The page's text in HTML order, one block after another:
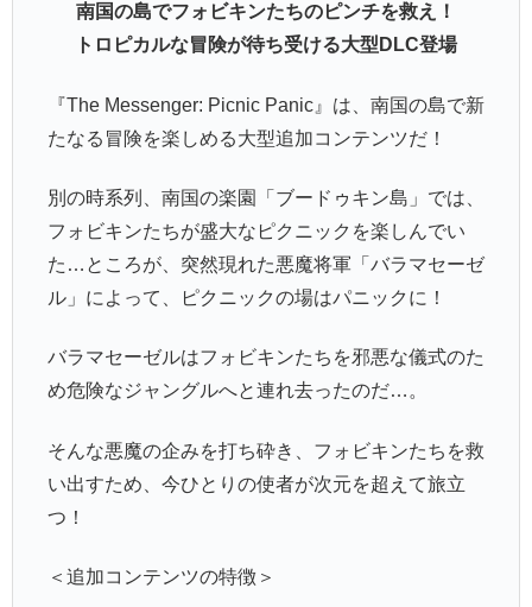
南国の島でフォビキンたちのピンチを救え！
トロピカルな冒険が待ち受ける大型DLC登場
『The Messenger: Picnic Panic』は、南国の島で新
たなる冒険を楽しめる大型追加コンテンツだ！
別の時系列、南国の楽園「ブードゥキン島」では、
フォビキンたちが盛大なピクニックを楽しんでい
た…ところが、突然現れた悪魔将軍「バラマセーゼ
ル」によって、ピクニックの場はパニックに！
バラマセーゼルはフォビキンたちを邪悪な儀式のた
め危険なジャングルへと連れ去ったのだ…。
そんな悪魔の企みを打ち砕き、フォビキンたちを救
い出すため、今ひとりの使者が次元を超えて旅立
つ！
＜追加コンテンツの特徴＞